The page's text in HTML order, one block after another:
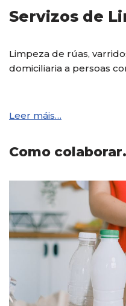
Servizos de
Limpeza de rúas,
domiciliaria a persoas
Leer máis…
Como